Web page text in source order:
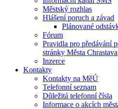
Městský rozhlas
Hlášení poruch a závad
Plánované
Fórum
Pravidla pro předávání
stránky Města Chrastava
Inzerce
Kontakty
Kontakty na MěÚ
Telefonní seznam
Důležitá telefonní čísla
Informace o akcích